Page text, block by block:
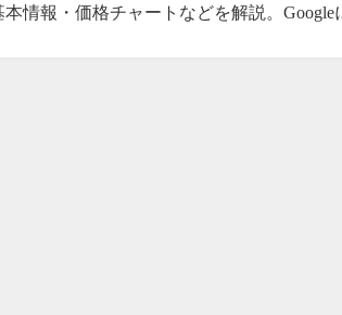
情報・価格チャートなどを解説。